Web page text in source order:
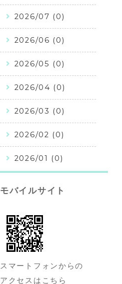
2026/07 (0)
2026/06 (0)
2026/05 (0)
2026/04 (0)
2026/03 (0)
2026/02 (0)
2026/01 (0)
モバイルサイト
スマートフォンからの
アクセスはこちら